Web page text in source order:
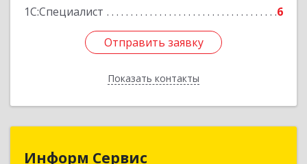
1С:Специалист
6
Отправить заявку
Показать контакты
Отправить заявку
Назад
Информ Сервис